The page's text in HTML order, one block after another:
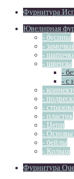
Фурнитура
Ювелирная
- бусины
- замочки
-
- швензы
-
- с
-
-
-
- пластик
- Цепи
- Основы
- бейлы
- Кольца
Фурнитура